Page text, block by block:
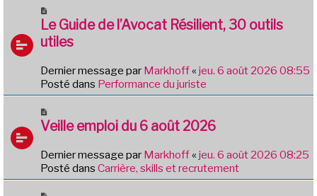
s
s
g
e
o
u
v
a
u
s
a
g
e
Le Guide de l’Avocat Résilient, 30 outils
utiles
Dernier message par Markhoff« jeu. 6 août 2026 08:55
Posté dans Performance du juriste
o
v
e
a
Veille emploi du 6 août 2026
Dernier message par Markhoff« jeu. 6 août 2026 08:25
Posté dans Carrière, skills et recrutement